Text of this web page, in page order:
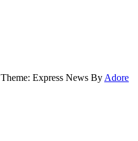
Theme: Express News By Adore